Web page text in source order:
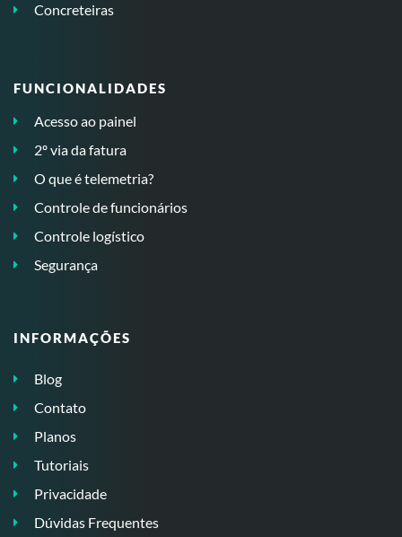
Concreteiras
FUNCIONALIDADES
Acesso ao painel
2º via da fatura
O que é telemetria?
Controle de funcionários
Controle logístico
Segurança
INFORMAÇÕES
Blog
Contato
Planos
Tutoriais
Privacidade
Dúvidas Frequentes